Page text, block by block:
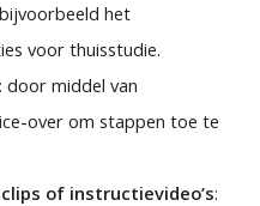
het
voor thuisstudie.
: door middel van
over om stappen toe te
of instructievideo’s: